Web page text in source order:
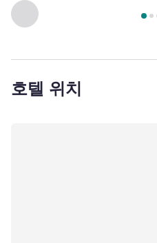
이전 - 객실
4 페이지 , 객실 1 : Superior
호텔 위치